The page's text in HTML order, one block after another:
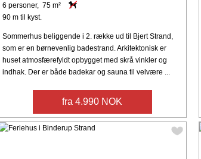
6 personer, 75 m²
90 m til kyst.
Sommerhus beliggende i 2. række ud til Bjert Strand,
som er en børnevenlig badestrand. Arkitektonisk er
huset atmosfærefyldt opbygget med skrå vinkler og
indhak. Der er både badekar og sauna til velvære ...
fra 4.990 NOK